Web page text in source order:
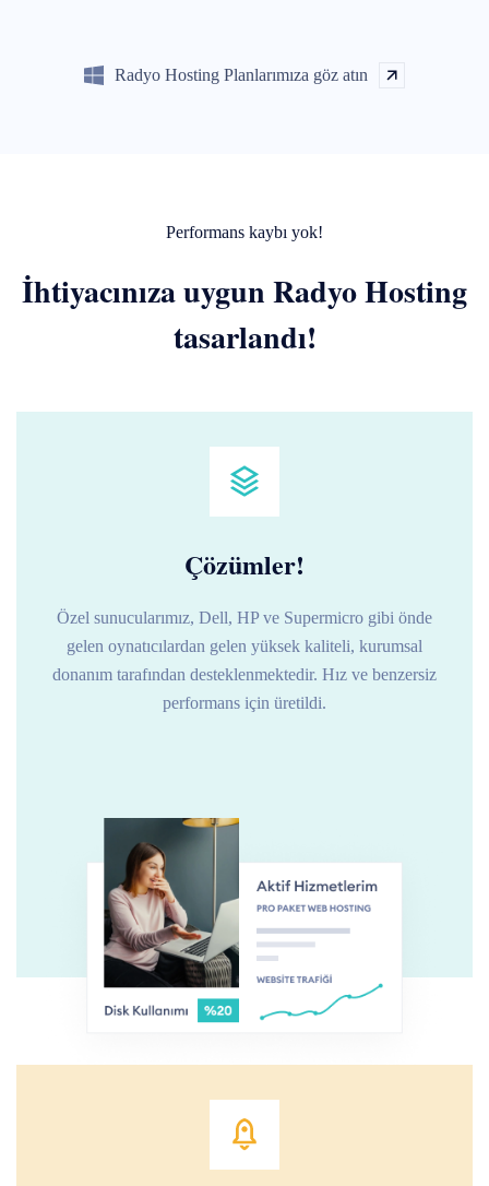
Radyo Hosting Planlarımıza göz atın
Performans kaybı yok!
İhtiyacınıza uygun Radyo Hosting
tasarlandı!
Çözümler!
Özel sunucularımız, Dell, HP ve Supermicro gibi önde
gelen oynatıcılardan gelen yüksek kaliteli, kurumsal
donanım tarafından desteklenmektedir. Hız ve benzersiz
performans için üretildi.